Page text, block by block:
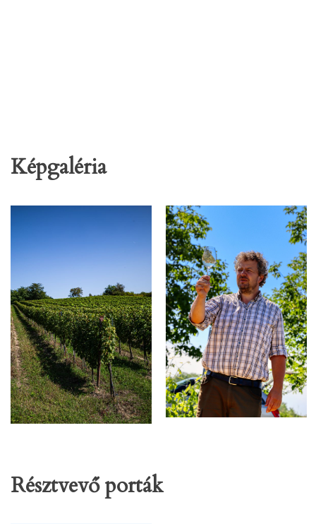
Képgaléria
Résztvevő porták